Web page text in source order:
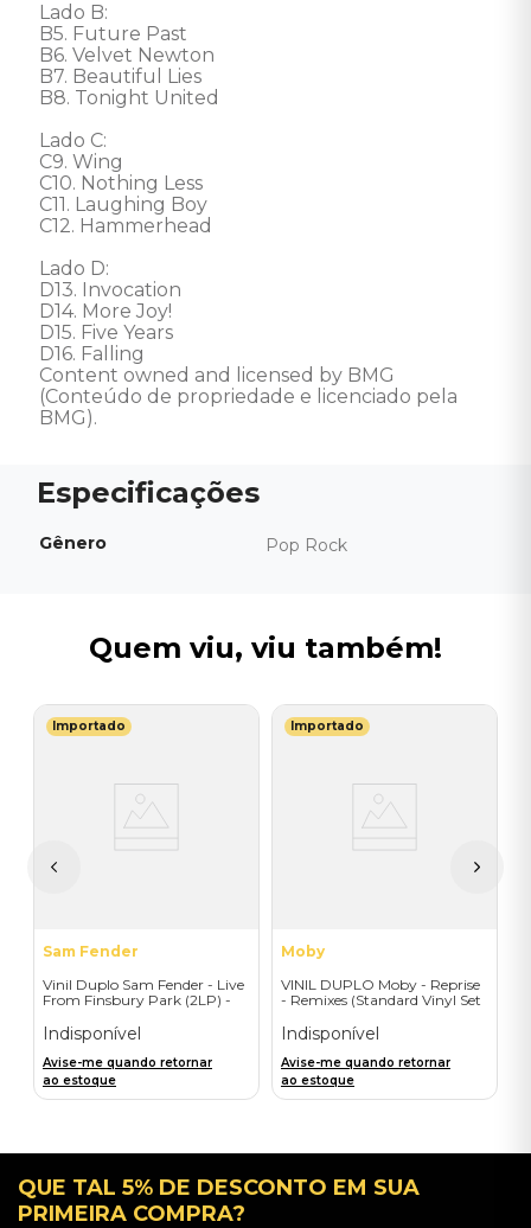
Lado B:
B5. Future Past
B6. Velvet Newton
B7. Beautiful Lies
B8. Tonight United
Lado C:
C9. Wing
C10. Nothing Less
C11. Laughing Boy
C12. Hammerhead
Lado D:
D13. Invocation
D14. More Joy!
D15. Five Years
D16. Falling
Content owned and licensed by BMG
(Conteúdo de propriedade e licenciado pela
BMG).
Gênero Pop Rock
Quem viu, viu também!
Importado
Sam Fender
Vinil Duplo Sam Fender - Live
From Finsbury Park (2LP) -
Indisponível
Avise-me quando retornar
ao estoque
Importado
Moby
VINIL DUPLO Moby - Reprise
- Remixes (Standard Vinyl Set
Indisponível
Avise-me quando retornar
ao estoque
QUE TAL 5% DE DESCONTO EM SUA
PRIMEIRA COMPRA?